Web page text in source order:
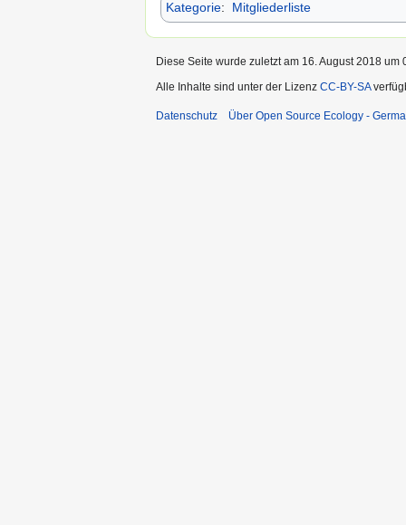
Kategorie: Mitgliederliste
Diese Seite wurde zuletzt am 16. August 2018 um
Alle Inhalte sind unter der Lizenz CC-BY-SA
Datenschutz Über Open Source Ecology -